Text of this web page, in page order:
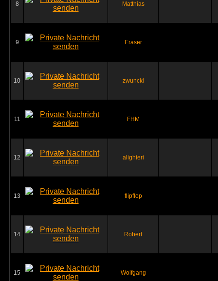
8 Matthias
9 Eraser
10 zwuncki
11 FHM
12 alighieri
13 flipflop
14 Robert
15 Wolfgang